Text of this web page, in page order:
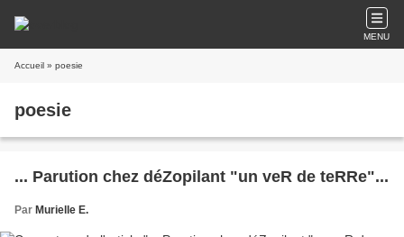
MENU
Accueil » poesie
poesie
... Parution chez déZopilant "un veR de teRRe"...
Par Murielle E.